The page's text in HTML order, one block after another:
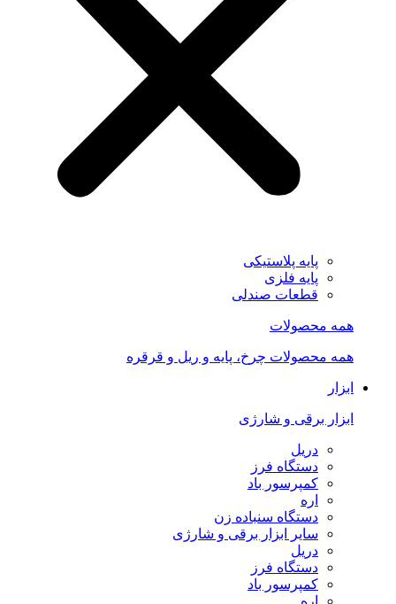
پایه پلاستیکی
پایه فلزی
قطعات صندلی
همه محصولات
همه محصولات چرخ، پایه و ریل و قرقره
ابزار
ابزار برقی و شارژی
دریل
دستگاه فرز
کمپرسور باد
اره
دستگاه سنباده زن
سایر ابزار برقی و شارژی
دریل
دستگاه فرز
کمپرسور باد
اره